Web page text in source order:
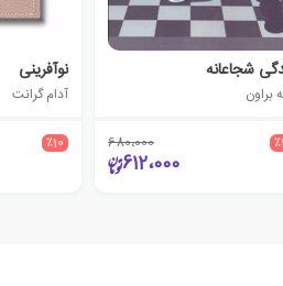
شجاعانه
براون
680،000
612،000
نوآفرینی
آدام گرانت
٪10